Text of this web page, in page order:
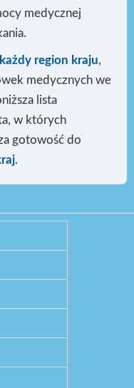
medycznej
każdy region kraju,
medycznych we
lista
w których
gotowość do
.